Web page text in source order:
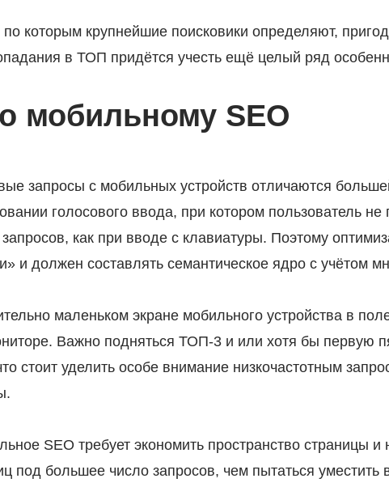
которым крупнейшие поисковики определяют,
в ТОП придётся учесть ещё целый ряд
мобильному SEO
запросы с мобильных устройств отличаются
голосового ввода, при котором пользователь не
как при вводе с клавиатуры. Поэтому
и должен составлять семантическое ядро с учётом
маленьком экране мобильного устройства в
Важно подняться ТОП-3 и или хотя бы первую
стоит уделить особе внимание низкочастотным
SEO требует экономить пространство страницы
под большее число запросов, чем пытаться уместить